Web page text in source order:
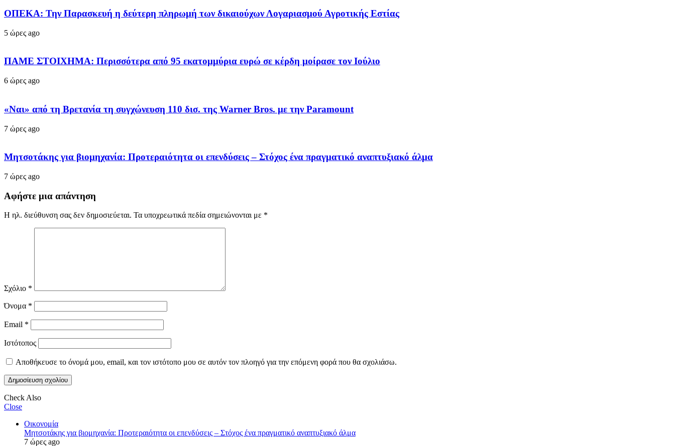
ΟΠΕΚΑ: Την Παρασκευή η δεύτερη πληρωμή των δικαιούχων Λογαριασμού Αγροτικής Εστίας
5 ώρες ago
ΠΑΜΕ ΣΤΟΙΧΗΜΑ: Περισσότερα από 95 εκατομμύρια ευρώ σε κέρδη μοίρασε τον Ιούλιο
6 ώρες ago
«Ναι» από τη Βρετανία τη συγχώνευση 110 δισ. της Warner Bros. με την Paramount
7 ώρες ago
Μητσοτάκης για βιομηχανία: Προτεραιότητα οι επενδύσεις – Στόχος ένα πραγματικό αναπτυξιακό άλμα
7 ώρες ago
Αφήστε μια απάντηση
Η ηλ. διεύθυνση σας δεν δημοσιεύεται. Τα υποχρεωτικά πεδία σημειώνονται με *
Σχόλιο *
Όνομα *
Email *
Ιστότοπος
Αποθήκευσε το όνομά μου, email, και τον ιστότοπο μου σε αυτόν τον πλοηγό για την επόμενη φορά που θα σχολιάσω.
Check Also
Close
Οικονομία
Μητσοτάκης για βιομηχανία: Προτεραιότητα οι επενδύσεις – Στόχος ένα πραγματικό αναπτυξιακό άλμα
7 ώρες ago